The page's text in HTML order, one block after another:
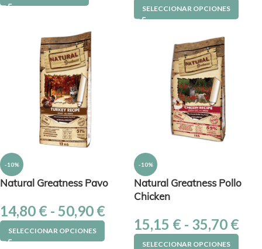
SELECCIONAR OPCIONES
-10%
Natural Greatness Pavo
14,80 € - 50,90 €
SELECCIONAR OPCIONES
-10%
Natural Greatness Pollo
Chicken
15,15 € - 35,70 €
SELECCIONAR OPCIONES